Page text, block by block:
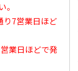
り7営業日ほど
業日ほどで発